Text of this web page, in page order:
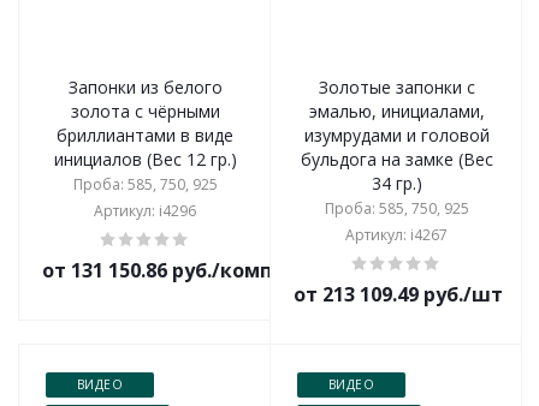
Запонки из белого
золота с чёрными
бриллиантами в виде
инициалов (Вес 12 гр.)
Проба: 585, 750, 925
Артикул: i4296
от 131 150.86 руб./комплект
Золотые запонки с
эмалью, инициалами,
изумрудами и головой
бульдога на замке (Вес
34 гр.)
Проба: 585, 750, 925
Артикул: i4267
от 213 109.49 руб./шт
ВИДЕО
ВИДЕО